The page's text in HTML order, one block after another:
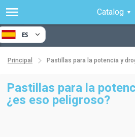
Catalog
ES
Principal Pastillas para la potencia y
Pastillas para la
¿es eso peligroso?